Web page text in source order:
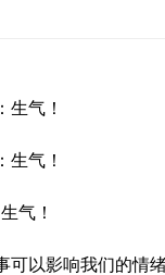
生气！
生气！
气！
可以影响我们的情